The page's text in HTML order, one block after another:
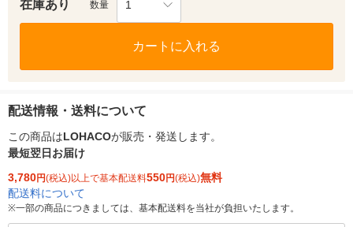
在庫あり 数量 1
カートに入れる
配送情報・送料について
この商品はLOHACOが販売・発送します。
最短翌日お届け
3,780円(税込)以上で基本配送料550円(税込)無料
配送料について
※一部の商品につきましては、基本配送料を当社が負担いたします。